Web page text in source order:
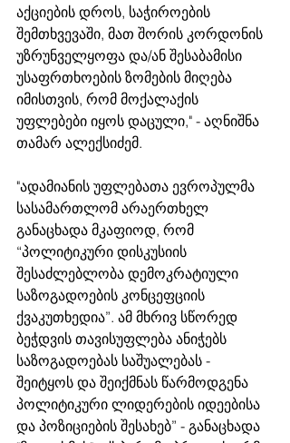
აქციების დროს, საჭიროების
შემთხვევაში, მათ შორის კორდონის
უზრუნველყოფა და/ან შესაბამისი
უსაფრთხოების ზომების მიღება
იმისთვის, რომ მოქალაქის
უფლებები იყოს დაცული," - აღნიშნა
თამარ ალექსიძემ.
"ადამიანის უფლებათა ევროპულმა
სასამართლომ არაერთხელ
განაცხადა მკაფიოდ, რომ
“პოლიტიკური დისკუსიის
შესაძლებლობა დემოკრატიული
საზოგადოების კონცეფციის
ქვაკუთხედია”. ამ მხრივ სწორედ
ბეჭდვის თავისუფლება ანიჭებს
საზოგადოებას საშუალებას -
შეიტყოს და შეიქმნას წარმოდგენა
პოლიტიკური ლიდერების იდეებისა
და პოზიციების შესახებ” - განაცხადა